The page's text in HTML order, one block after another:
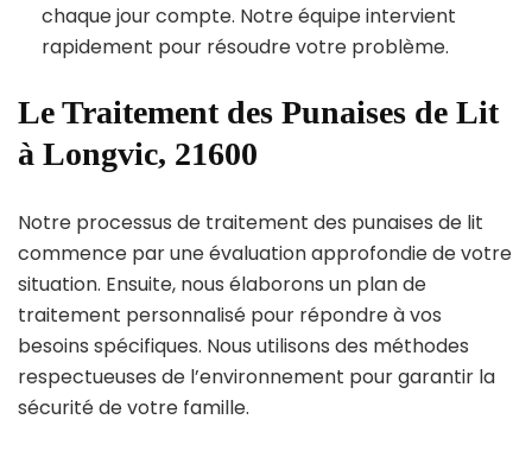
chaque jour compte. Notre équipe intervient
rapidement pour résoudre votre problème.
Le Traitement des Punaises de Lit
à Longvic, 21600
Notre processus de traitement des punaises de lit
commence par une évaluation approfondie de votre
situation. Ensuite, nous élaborons un plan de
traitement personnalisé pour répondre à vos
besoins spécifiques. Nous utilisons des méthodes
respectueuses de l’environnement pour garantir la
sécurité de votre famille.